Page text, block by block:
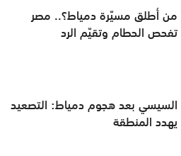
من أطلق مسيّرة دمياط؟.. مصر
تفحص الحطام وتقيّم الرد
السيسي بعد هجوم دمياط: التصعيد
يهدد المنطقة